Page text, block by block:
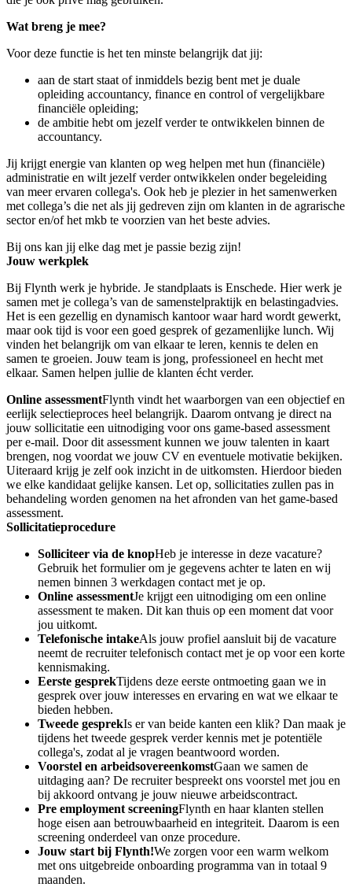
Wat breng je mee?
Voor deze functie is het ten minste belangrijk dat jij:
aan de start staat of inmiddels bezig bent met je duale
opleiding accountancy, finance en control of vergelijkbare
financiële opleiding;
de ambitie hebt om jezelf verder te ontwikkelen binnen de
accountancy.
Jij krijgt energie van klanten op weg helpen met hun (financiële)
administratie en wilt jezelf verder ontwikkelen onder begeleiding
van meer ervaren collega's. Ook heb je plezier in het samenwerken
met collega’s die net als jij gedreven zijn om klanten in de agrarische
sector en/of het mkb te voorzien van het beste advies.
Bij ons kan jij elke dag met je passie bezig zijn!
Jouw werkplek
Bij Flynth werk je hybride. Je standplaats is Enschede. Hier werk je
samen met je collega’s van de samenstelpraktijk en belastingadvies.
Het is een gezellig en dynamisch kantoor waar hard wordt gewerkt,
maar ook tijd is voor een goed gesprek of gezamenlijke lunch. Wij
vinden het belangrijk om van elkaar te leren, kennis te delen en
samen te groeien. Jouw team is jong, professioneel en hecht met
elkaar. Samen helpen jullie de klanten écht verder.
Online assessmentFlynth vindt het waarborgen van een objectief en
eerlijk selectieproces heel belangrijk. Daarom ontvang je direct na
jouw sollicitatie een uitnodiging voor ons game-based assessment
per e-mail. Door dit assessment kunnen we jouw talenten in kaart
brengen, nog voordat we jouw CV en eventuele motivatie bekijken.
Uiteraard krijg je zelf ook inzicht in de uitkomsten. Hierdoor bieden
we elke kandidaat gelijke kansen. Let op, sollicitaties zullen pas in
behandeling worden genomen na het afronden van het game-based
assessment.
Sollicitatieprocedure
Solliciteer via de knopHeb je interesse in deze vacature?
Gebruik het formulier om je gegevens achter te laten en wij
nemen binnen 3 werkdagen contact met je op.
Online assessmentJe krijgt een uitnodiging om een online
assessment te maken. Dit kan thuis op een moment dat voor
jou uitkomt.
Telefonische intakeAls jouw profiel aansluit bij de vacature
neemt de recruiter telefonisch contact met je op voor een korte
kennismaking.
Eerste gesprekTijdens deze eerste ontmoeting gaan we in
gesprek over jouw interesses en ervaring en wat we elkaar te
bieden hebben.
Tweede gesprekIs er van beide kanten een klik? Dan maak je
tijdens het tweede gesprek verder kennis met je potentiële
collega's, zodat al je vragen beantwoord worden.
Voorstel en arbeidsovereenkomstGaan we samen de
uitdaging aan? De recruiter bespreekt ons voorstel met jou en
bij akkoord ontvang je jouw nieuwe arbeidscontract.
Pre employment screeningFlynth en haar klanten stellen
hoge eisen aan betrouwbaarheid en integriteit. Daarom is een
screening onderdeel van onze procedure.
Jouw start bij Flynth!We zorgen voor een warm welkom
met ons uitgebreide onboarding programma van in totaal 9
maanden.